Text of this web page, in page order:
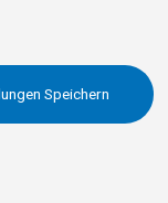
Speichern